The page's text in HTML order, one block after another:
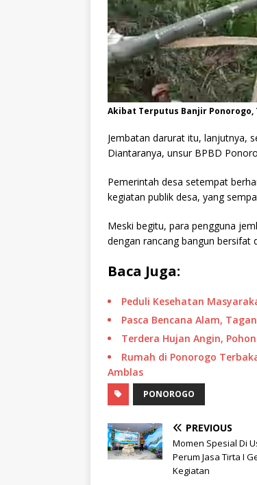
Akibat Terputus Banjir Ponorogo,
Jembatan darurat itu, lanjutnya,
Diantaranya, unsur BPBD
Pemerintah desa setempat
kegiatan publik desa, yang
Meski begitu, para pengguna
dengan rancang bangun bersifat
Baca Juga:
Peduli Kesehatan
Pasca Bencana Alam,
Terdera Hujan Angin,
Rumah di Ponorogo
Amblas
PONOROGO
PREVIOUS
Momen Spesial Di
Perum Jasa Tirta I
Kegiatan